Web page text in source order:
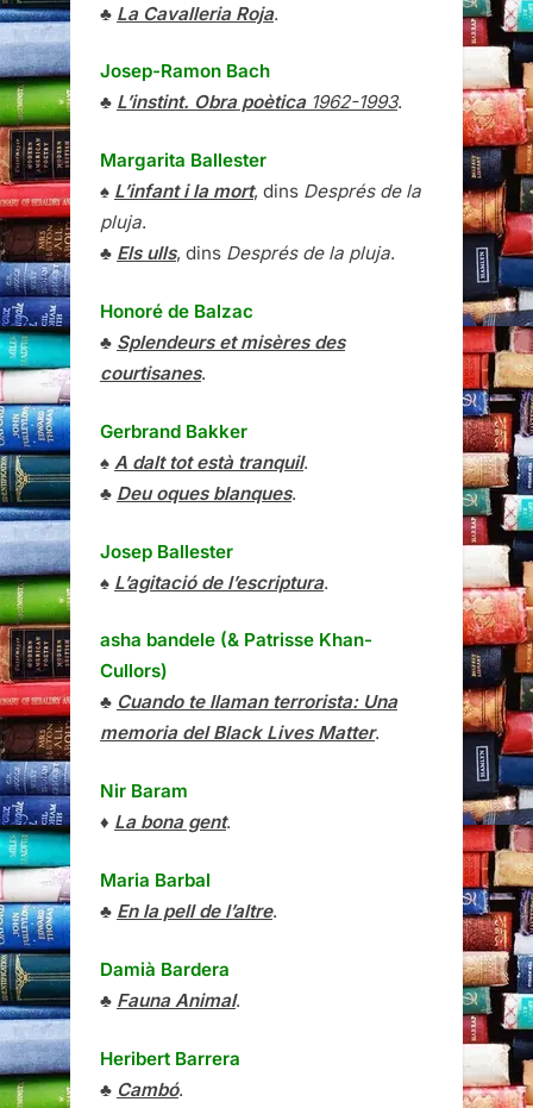
♣ La Cavalleria Roja.
Josep-Ramon Bach
♣ L’instint. Obra poètica1962-1993.
Margarita Ballester
♠ L’infant i la mort, dins Després de la
pluja.
♣ Els ulls, dins Després de la pluja.
Honoré de Balzac
♣ Splendeurs et misères des
courtisanes.
Gerbrand Bakker
♠ A dalt tot està tranquil.
♣ Deu oques blanques.
Josep Ballester
♠ L’agitació de l’escriptura.
asha bandele (& Patrisse Khan-
Cullors)
♣ Cuando te llaman terrorista: Una
memoria del Black Lives Matter.
Nir Baram
♦ La bona gent.
Maria Barbal
♣ En la pell de l’altre.
Damià Bardera
♣ Fauna Animal.
Heribert Barrera
♣ Cambó.